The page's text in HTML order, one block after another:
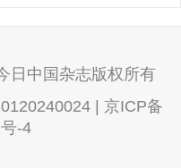
日中国杂志版权所有
| 京ICP备
-4